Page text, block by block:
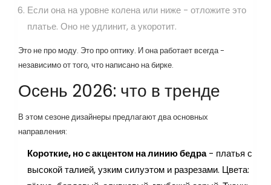
Если она на уровне колена или ниже - отложите это
платье. Оно не удлинит, а укоротит.
Это не про моду. Это про оптику. И она работает всегда -
независимо от того, что написано на бирке.
Осень 2026: что в тренде
В этом сезоне дизайнеры предлагают два основных
направления:
Короткие, но с акцентом на линию бедра- платья с
высокой талией, узким силуэтом и разрезами. Цвета: